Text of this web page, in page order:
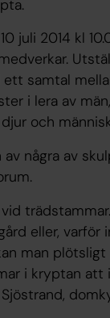
juli 2014 kl
samtal
i lera av
och
av några av
eller, varför
man
i kryptan att